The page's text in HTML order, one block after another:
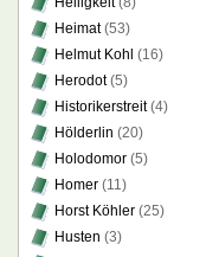
Heimat(53)
Helmut Kohl (16)
Herodot(5)
Historikerstreit(4)
Hölderlin (20)
Holodomor (5)
Homer (11)
Horst Köhler (25)
Husten (3)